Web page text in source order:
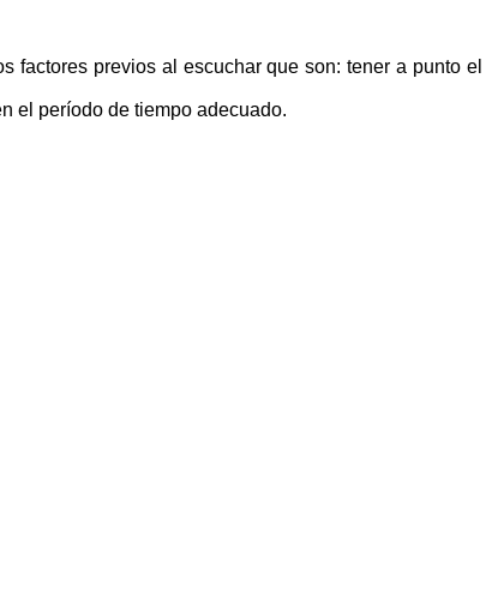
factores previos al escuchar que son: tener a punto el
el período de tiempo adecuado.